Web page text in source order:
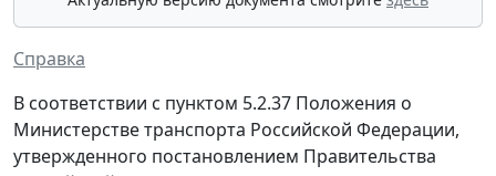
Справка
В соответствии с пунктом 5.2.37 Положения о
Министерстве транспорта Российской Федерации,
утвержденного постановлением Правительства